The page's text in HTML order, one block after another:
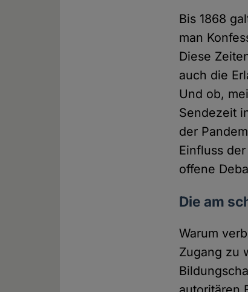
Bis 1868
man
Diese
auch die
Und ob,
Sendezeit
der
Einfluss
offene
Die am
Warum
Zugang zu